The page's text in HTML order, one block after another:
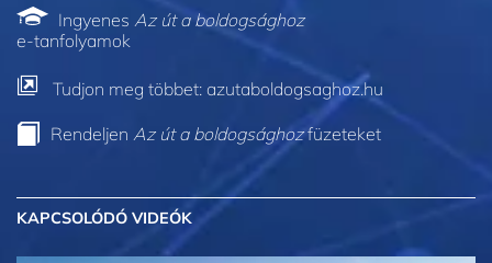
Ingyenes Az út a boldogsághoz
e-tanfolyamok
Tudjon meg többet: azutaboldogsaghoz.hu
Rendeljen Az út a boldogsághozfüzeteket
KAPCSOLÓDÓ VIDEÓK